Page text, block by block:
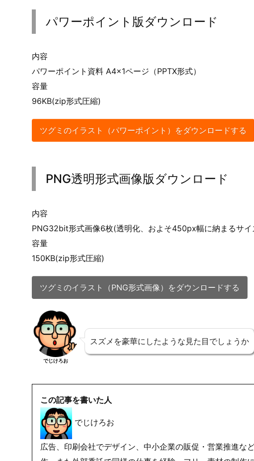
ツグミのイラストの使用例
冬鳥の紹介資料や観察ノートに使用
野鳥観察イベントの案内ポスターに
季節の絵はがきやカレンダーの挿絵に
内容
容量
96KB(zip形式圧縮)
ツグミのイラスト（パワーポイント）をダウンロードする
PNG透明形式画像版ダウンロード
内容
PNG32bit形式画像6枚(透明化、およそ450px幅に納まるサイ
150KB(zip形式圧縮)
ツグミのイラスト（PNG形式画像）をダウンロードする